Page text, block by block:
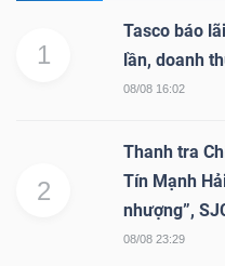
1
Tasco báo
lần, doanh
08/08 16:02
2
Thanh tra
Tín Mạnh
nhượng”,
08/08 23:29